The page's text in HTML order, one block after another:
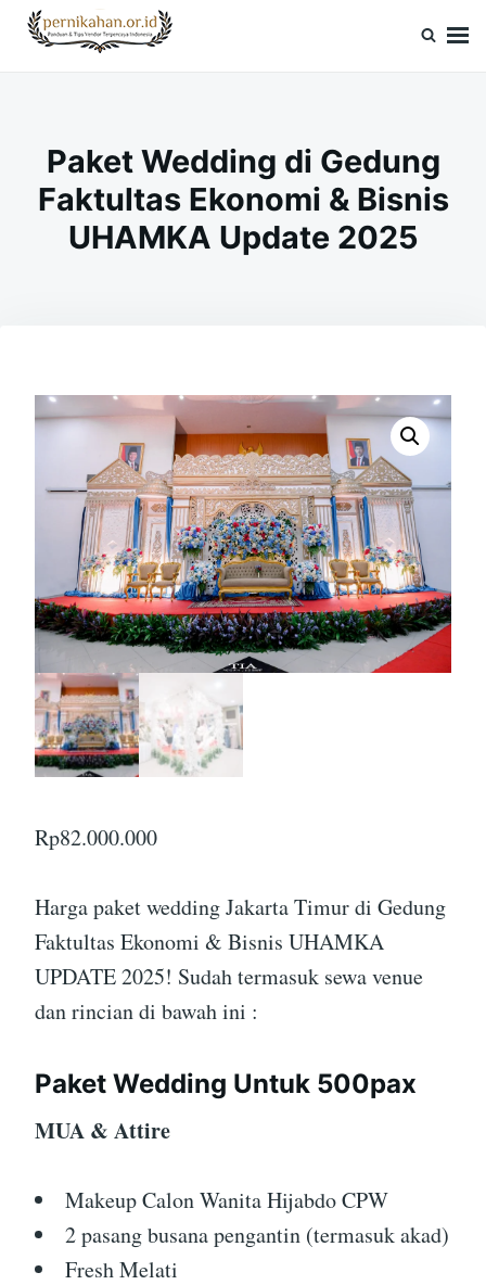
SkipSearch
for:
Paket Wedding di Gedung
Faktultas Ekonomi & Bisnis
UHAMKA Update 2025
Rp82.000.000
Harga paket wedding Jakarta Timur di Gedung
Faktultas Ekonomi & Bisnis UHAMKA
UPDATE 2025! Sudah termasuk sewa venue
dan rincian di bawah ini :
Paket Wedding Untuk 500pax
MUA & Attire
Makeup Calon Wanita Hijabdo CPW
2 pasang busana pengantin (termasuk akad)
Fresh Melati